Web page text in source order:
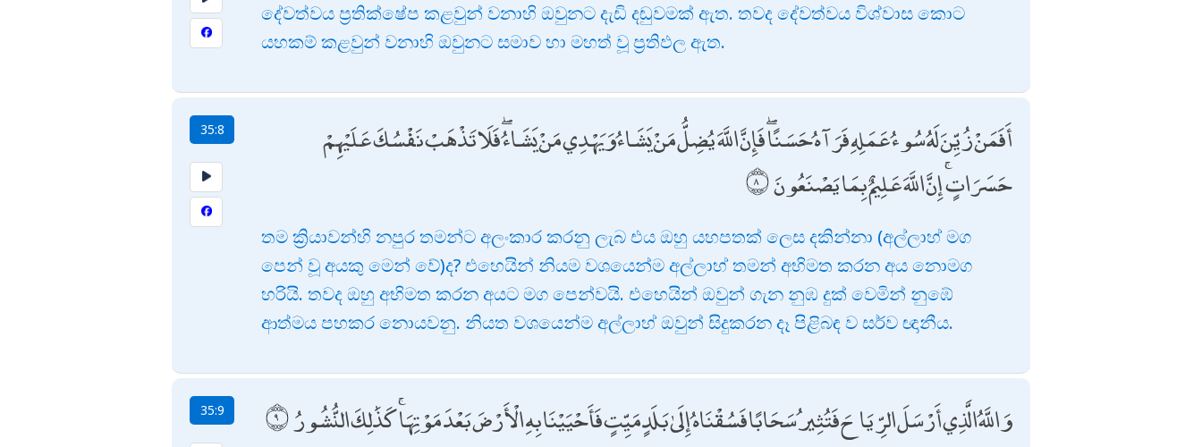
දේවත්වය ප්‍රතික්ෂේප කළවුන් වනාහි ඔවුනට දැඩි දඬුවමක් ඇත. තවද දේවත්වය විශ්වාස කොට
යහකම් කළවුන් වනාහි ඔවුනට සමාව හා මහත් වූ ප්‍රතිඵල ඇත.
35:8
أَفَمَنْ زُيِّنَ لَهُ سُوءُ عَمَلِهِ فَرَآهُ حَسَنًا ۖ فَإِنَّ اللَّهَ يُضِلُّ مَنْ يَشَاءُ وَيَهْدِي مَنْ يَشَاءُ ۖ فَلَا تَذْهَبْ نَفْسُكَ عَلَيْهِمْ
حَسَرَاتٍ ۚ إِنَّ اللَّهَ عَلِيمٌ بِمَا يَصْنَعُونَ
තම ක්‍රියාවන්හි නපුර තමන්ට අලංකාර කරනු ලැබ එය ඔහු යහපතක් ලෙස දකින්නා (අල්ලාහ් මග
පෙන් වූ අයකු මෙන් වේ)ද? එහෙයින් නියම වශයෙන්ම අල්ලාහ් තමන් අභිමත කරන අය නොමග
හරියි. තවද ඔහු අභිමත කරන අයට මග පෙන්වයි. එහෙයින් ඔවුන් ගැන නුඹ දුක් වෙමින් නුඹේ
ආත්මය පහකර නොයවනු. නියත වශයෙන්ම අල්ලාහ් ඔවුන් සිදුකරන දෑ පිළිබඳ ව සර්ව ඥානීය.
35:9 وَاللَّهُ الَّذِي أَرْسَلَ الرِّيَاحَ فَتُثِيرُ سَحَابًا فَسُقْنَاهُ إِلَىٰ بَلَدٍ مَيِّتٍ فَأَحْيَيْنَا بِهِ الْأَرْضَ بَعْدَ مَوْتِهَا ۚ كَذَٰلِكَ النُّشُورُ